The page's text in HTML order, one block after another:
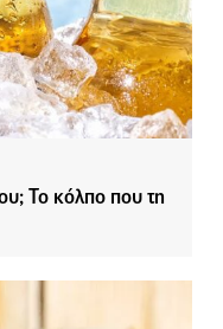
Το κόλπο που τη